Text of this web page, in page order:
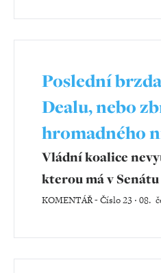
Poslední
Dealu, nebo
hromadného
Vládní koalice
kterou má v Senátu
KOMENTÁŘ-Číslo 23 ‧ 08.